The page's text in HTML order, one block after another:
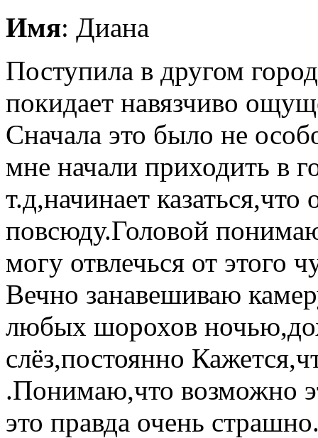
Имя: Диана
Поступила в другом
покидает навязчиво
Сначала это было не
мне начали приходить в
т.д,начинает
повсюду.Головой
могу отвлечься от этого
Вечно занавешиваю
любых шорохов
слёз,постоянно
.Понимаю,что возможно
это правда очень